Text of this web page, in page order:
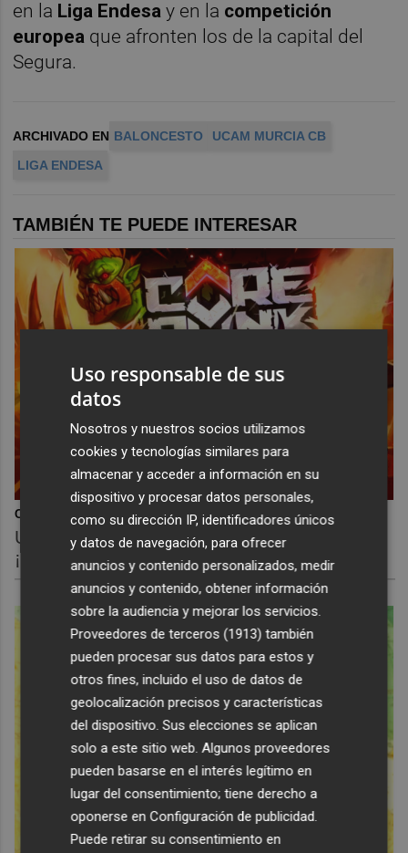
en la Liga Endesa y en la competición
europea que afronten los de la capital del
Segura.
ARCHIVADO EN BALONCESTO
UCAM MURCIA CB
LIGA ENDESA
TAMBIÉN TE PUEDE INTERESAR
Corepunk MMORPG
Un verdadero MMORPG de la vieja escuela
¡Cómo los de antes, pero mejor!
Uso responsable de sus
datos
Nosotros y nuestros socios utilizamos
cookies y tecnologías similares para
almacenar y acceder a información en su
dispositivo y procesar datos personales,
como su dirección IP, identificadores únicos
y datos de navegación, para ofrecer
anuncios y contenido personalizados, medir
anuncios y contenido, obtener información
sobre la audiencia y mejorar los servicios.
Proveedores de terceros (1913) también
pueden procesar sus datos para estos y
otros fines, incluido el uso de datos de
geolocalización precisos y características
del dispositivo. Sus elecciones se aplican
solo a este sitio web. Algunos proveedores
pueden basarse en el interés legítimo en
lugar del consentimiento; tiene derecho a
oponerse enConfiguración de publicidad.
Puede retirar su consentimiento en